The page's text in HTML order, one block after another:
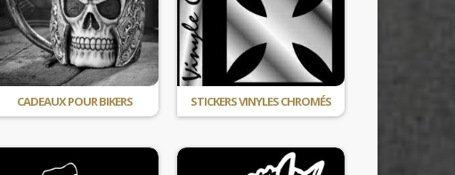
CADEAUX POUR BIKERS STICKERS VINYLES CHROMÉS